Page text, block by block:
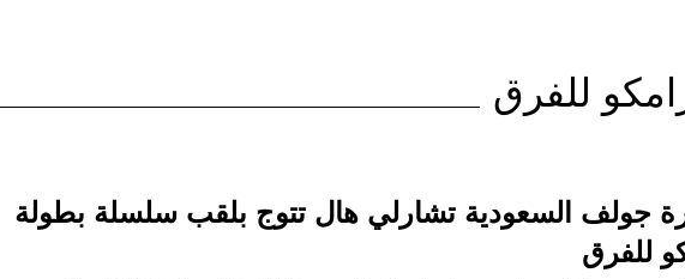
للفرق
جولف السعودية تشارلي هال تتوج بلقب سلسلة بطولة
للفرق